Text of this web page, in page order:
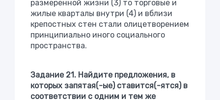
размеренной жизни (3) то торговые и
жилые кварталы внутри (4) и вблизи
крепостных стен стали олицетворением
принципиально иного социального
пространства.
Задание 21. Найдите предложения, в
которых запятая(-ые) ставится(-ятся) в
соответствии с одним и тем же